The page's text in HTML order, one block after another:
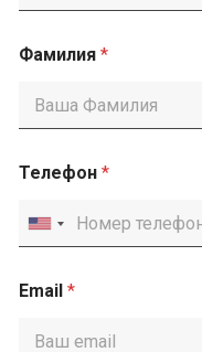
Фамилия *
Телефон *
Email *